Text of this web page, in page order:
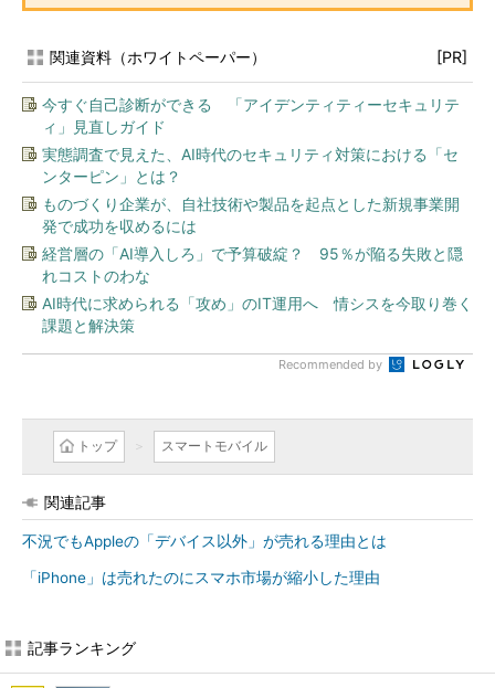
関連資料（ホワイトペーパー） [PR]
今すぐ自己診断ができる 「アイデンティティーセキュリテ
ィ」見直しガイド
実態調査で見えた、AI時代のセキュリティ対策における「セ
ンターピン」とは？
ものづくり企業が、自社技術や製品を起点とした新規事業開
発で成功を収めるには
経営層の「AI導入しろ」で予算破綻？ 95％が陥る失敗と隠
れコストのわな
AI時代に求められる「攻め」のIT運用へ 情シスを今取り巻く
課題と解決策
Recommended by
トップ スマートモバイル
関連記事
不況でもAppleの「デバイス以外」が売れる理由とは
「iPhone」は売れたのにスマホ市場が縮小した理由
記事ランキング